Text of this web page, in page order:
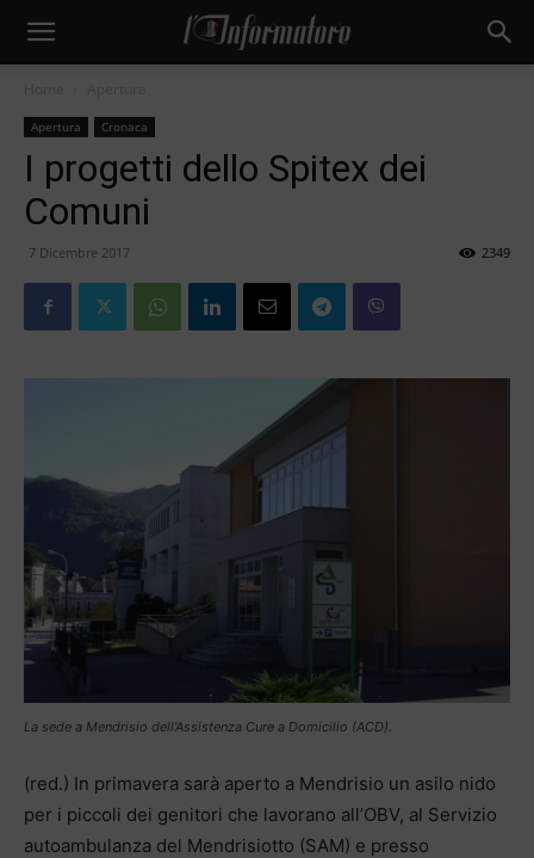
Apertura Cronaca
I progetti dello Spitex dei
Comuni
7 Dicembre 2017 2349
La sede a Mendrisio dell'Assistenza Cure a Domicilio (ACD).
(red.) In primavera sarà aperto a Mendrisio un asilo nido
per i piccoli dei genitori che lavorano all’OBV, al Servizio
autoambulanza del Mendrisiotto (SAM) e presso